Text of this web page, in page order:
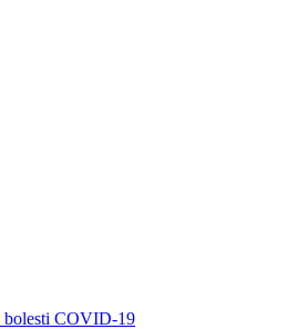
bolesti COVID-19